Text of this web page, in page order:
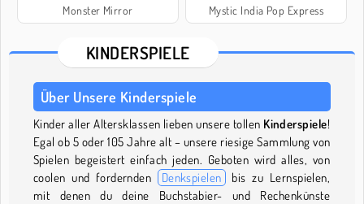
Monster Mirror Mystic India Pop Express
KINDERSPIELE
Über Unsere Kinderspiele
Kinder aller Altersklassen lieben unsere tollen Kinderspiele!
Egal ob 5 oder 105 Jahre alt – unsere riesige Sammlung von
Spielen begeistert einfach jeden. Geboten wird alles, von
coolen und fordernden
Denkspielen bis zu Lernspielen,
mit denen du deine Buchstabier- und Rechenkünste